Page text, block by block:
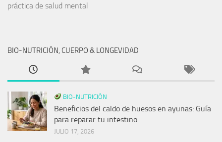
práctica de salud mental
BIO-NUTRICIÓN, CUERPO & LONGEVIDAD
BIO-NUTRICIÓN
Beneficios del caldo de huesos en ayunas: Guía
para reparar tu intestino
JULIO 17, 2026